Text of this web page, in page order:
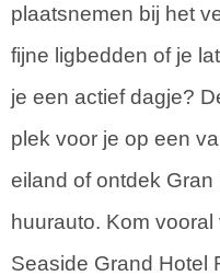
plaatsnemen bij het
fijne ligbedden of je
je een actief dagje?
plek voor je op een
eiland of ontdek
huurauto. Kom
Seaside Grand Hotel